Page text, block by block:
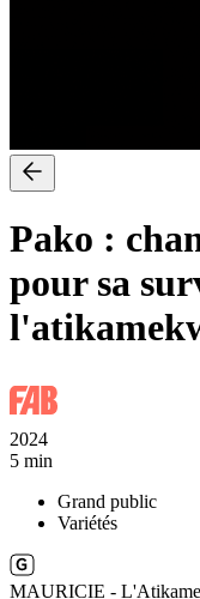
Pako :
pour sa
2024
5 min
Grand public
Variétés
MAURICIE -